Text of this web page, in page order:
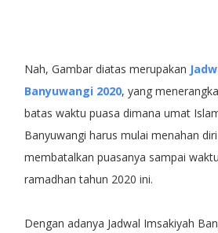
Nah, Gambar diatas merupakan
Banyuwangi 2020, yang
batas waktu puasa dimana umat
Banyuwangi harus mulai menahan
membatalkan puasanya sampai
ramadhan tahun 2020 ini.
Dengan adanya Jadwal Imsakiyah